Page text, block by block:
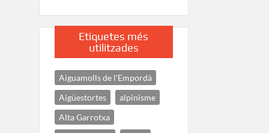
Etiquetes més
utilitzades
Aiguamolls de l'Empordà
Aigüestortes
alpinisme
Alta Garrotxa